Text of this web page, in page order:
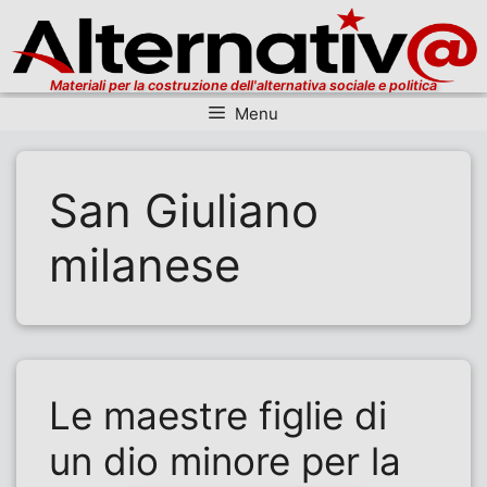
Materiali per la costruzione dell'alternativa sociale e politica
Menu
San Giuliano
milanese
Le maestre figlie di
un dio minore per la